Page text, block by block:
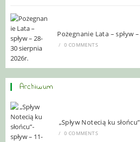
Pożegnanie Lata – spływ
/ 0 COMMENTS
Archiwum
„Spływ Notecią ku
/ 0 COMMENTS